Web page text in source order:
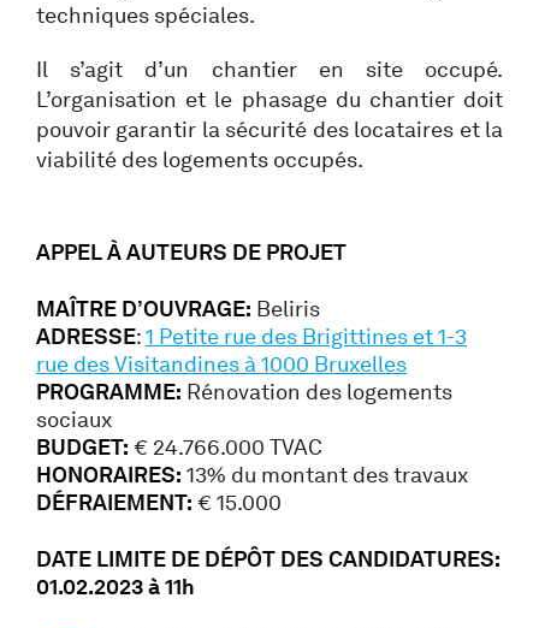
techniques spéciales.
Il s’agit d’un chantier en site occupé.
L’organisation et le phasage du chantier doit
pouvoir garantir la sécurité des locataires et la
viabilité des logements occupés.
APPEL À AUTEURS DE PROJET
MAÎTRE D’OUVRAGE: Beliris
ADRESSE:1 Petite rue des Brigittines et 1-3
rue des Visitandines à 1000 Bruxelles
PROGRAMME: Rénovation des logements
sociaux
BUDGET: € 24.766.000 TVAC
HONORAIRES: 13% du montant des travaux
DÉFRAIEMENT: € 15.000
DATE LIMITE DE DÉPÔT DES CANDIDATURES:
01.02.2023 à 11h